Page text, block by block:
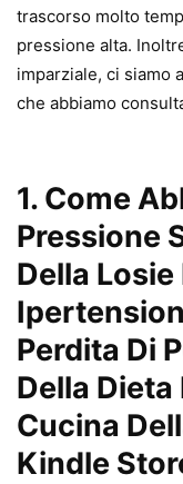
trascorso molto
pressione alta.
imparziale, ci siamo
che abbiamo
1. Come
Pressione
Della Losie
Perdita Di
Della Dieta
Cucina
Kindle